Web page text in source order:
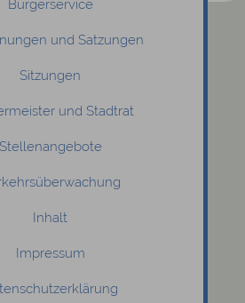
Bürgerservice
und Satzungen
Sitzungen
und Stadtrat
Stellenangebote
Inhalt
Impressum